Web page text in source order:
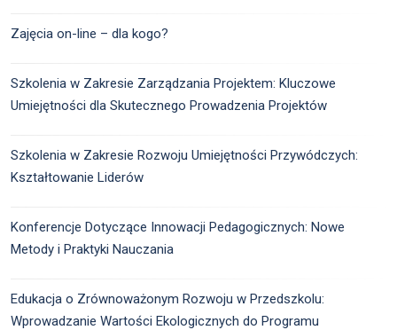
Zajęcia on-line – dla kogo?
Szkolenia w Zakresie Zarządzania Projektem: Kluczowe
Umiejętności dla Skutecznego Prowadzenia Projektów
Szkolenia w Zakresie Rozwoju Umiejętności Przywódczych:
Kształtowanie Liderów
Konferencje Dotyczące Innowacji Pedagogicznych: Nowe
Metody i Praktyki Nauczania
Edukacja o Zrównoważonym Rozwoju w Przedszkolu:
Wprowadzanie Wartości Ekologicznych do Programu